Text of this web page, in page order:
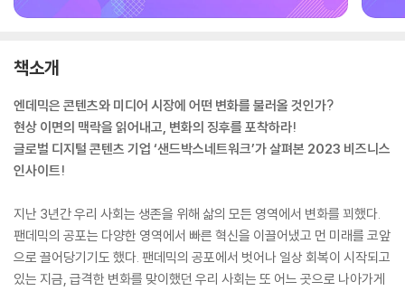
책소개
엔데믹은 콘텐츠와 미디어 시장에 어떤 변화를 불러올 것인가?
현상 이면의 맥락을 읽어내고, 변화의 징후를 포착하라!
글로벌 디지털 콘텐츠 기업 ‘샌드박스네트워크’가 살펴본 2023 비즈니스
인사이트!
지난 3년간 우리 사회는 생존을 위해 삶의 모든 영역에서 변화를 꾀했다.
팬데믹의 공포는 다양한 영역에서 빠른 혁신을 이끌어냈고 먼 미래를 코앞
으로 끌어당기기도 했다. 팬데믹의 공포에서 벗어나 일상 회복이 시작되고
있는 지금, 급격한 변화를 맞이했던 우리 사회는 또 어느 곳으로 나아가게